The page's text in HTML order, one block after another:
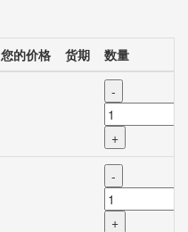
您的价格 货期
数量
-
+
-
+